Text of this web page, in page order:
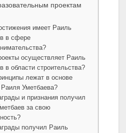
проектам
имеет Раиль
в сфере
осуществляет Раиль
в области строительства?
лежат в основе
Раиля Уметбаева?
и признания получил
за свою
получил Раиль